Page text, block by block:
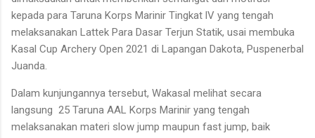
kepada para Taruna Korps Marinir Tingkat lV yang tengah
melaksanakan Lattek Para Dasar Terjun Statik, usai membuka
Kasal Cup Archery Open 2021 di Lapangan Dakota, Puspenerbal
Juanda.
Dalam kunjungannya tersebut, Wakasal melihat secara
langsung 25 Taruna AAL Korps Marinir yang tengah
melaksanakan materi slow jump maupun fast jump, baik